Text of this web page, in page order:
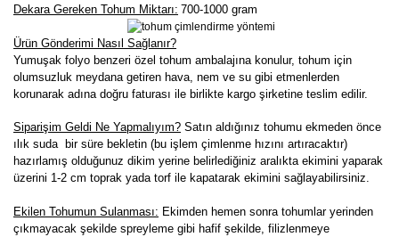
Dekara Gereken Tohum Miktarı: 700-1000 gram
Ürün Gönderimi Nasıl Sağlanır?
Yumuşak folyo benzeri özel tohum ambalajına konulur, tohum için
olumsuzluk meydana getiren hava, nem ve su gibi etmenlerden
korunarak adına doğru faturası ile birlikte kargo şirketine teslim edilir.
Siparişim Geldi Ne Yapmalıyım? Satın aldığınız tohumu ekmeden önce
ılık suda bir süre bekletin (bu işlem çimlenme hızını artıracaktır)
hazırlamış olduğunuz dikim yerine belirlediğiniz aralıkta ekimini yaparak
üzerini 1-2 cm toprak yada torf ile kapatarak ekimini sağlayabilirsiniz.
Ekilen Tohumun Sulanması: Ekimden hemen sonra tohumlar yerinden
çıkmayacak şekilde spreyleme gibi hafif şekilde, filizlenmeye